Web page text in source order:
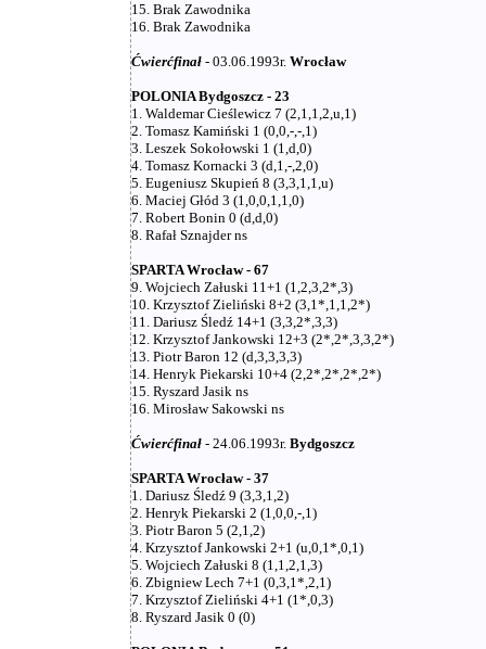
15. Brak Zawodnika
16. Brak Zawodnika
Ćwierćfinał - 03.06.1993r. Wrocław
POLONIA Bydgoszcz - 23
1. Waldemar Cieślewicz 7 (2,1,1,2,u,1)
2. Tomasz Kamiński 1 (0,0,-,-,1)
3. Leszek Sokołowski 1 (1,d,0)
4. Tomasz Kornacki 3 (d,1,-,2,0)
5. Eugeniusz Skupień 8 (3,3,1,1,u)
6. Maciej Głód 3 (1,0,0,1,1,0)
7. Robert Bonin 0 (d,d,0)
8. Rafał Sznajder ns
SPARTA Wrocław - 67
9. Wojciech Załuski 11+1 (1,2,3,2*,3)
10. Krzysztof Zieliński 8+2 (3,1*,1,1,2*)
11. Dariusz Śledź 14+1 (3,3,2*,3,3)
12. Krzysztof Jankowski 12+3 (2*,2*,3,3,2*)
13. Piotr Baron 12 (d,3,3,3,3)
14. Henryk Piekarski 10+4 (2,2*,2*,2*,2*)
15. Ryszard Jasik ns
16. Mirosław Sakowski ns
Ćwierćfinał - 24.06.1993r. Bydgoszcz
SPARTA Wrocław - 37
1. Dariusz Śledź 9 (3,3,1,2)
2. Henryk Piekarski 2 (1,0,0,-,1)
3. Piotr Baron 5 (2,1,2)
4. Krzysztof Jankowski 2+1 (u,0,1*,0,1)
5. Wojciech Załuski 8 (1,1,2,1,3)
6. Zbigniew Lech 7+1 (0,3,1*,2,1)
7. Krzysztof Zieliński 4+1 (1*,0,3)
8. Ryszard Jasik 0 (0)